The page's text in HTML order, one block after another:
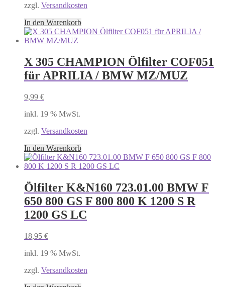
zzgl. Versandkosten
In den Warenkorb
X 305 CHAMPION Ölfilter COF051
für APRILIA / BMW MZ/MUZ
9,99 €
inkl. 19 % MwSt.
zzgl. Versandkosten
In den Warenkorb
Ölfilter K&N160 723.01.00 BMW F
650 800 GS F 800 800 K 1200 S R
1200 GS LC
18,95 €
inkl. 19 % MwSt.
zzgl. Versandkosten